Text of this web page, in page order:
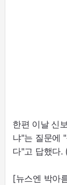
한편 이날 신
냐"는 질문에
다"고 답했다.
[뉴스엔 박아